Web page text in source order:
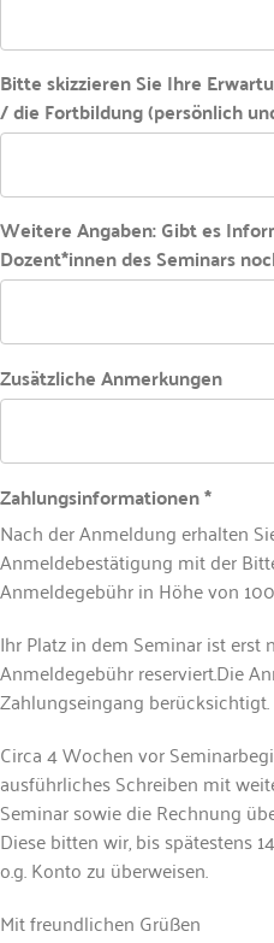
Bitte skizzieren Sie Ihre
/ die Fortbildung (persönlich
Weitere Angaben: Gibt es
Dozent*innen des Seminars
Zusätzliche Anmerkungen
Zahlungsinformationen *
Nach der Anmeldung erhalten
Anmeldebestätigung mit der
Anmeldegebühr in Höhe von
Ihr Platz in dem Seminar ist erst
Anmeldegebühr reserviert.Die
Zahlungseingang berücksichtigt.
Circa 4 Wochen vor
ausführliches Schreiben mit
Seminar sowie die Rechnung
Diese bitten wir, bis spätestens
o.g. Konto zu überweisen.
Mit freundlichen Grüßen